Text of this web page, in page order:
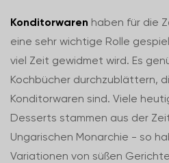
Konditorwaren haben für die
eine sehr wichtige Rolle
viel Zeit gewidmet wird. Es
Kochbücher durchzublättern,
Konditorwaren sind. Viele
Desserts stammen aus der
Ungarischen Monarchie - so
Variationen von süßen